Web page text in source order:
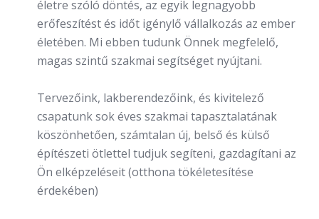
életre szóló döntés, az egyik legnagyobb
erőfeszítést és időt igénylő vállalkozás az ember
életében. Mi ebben tudunk Önnek megfelelő,
magas szintű szakmai segítséget nyújtani.
Tervezőink, lakberendezőink, és kivitelező
csapatunk sok éves szakmai tapasztalatának
köszönhetően, számtalan új, belső és külső
építészeti ötlettel tudjuk segíteni, gazdagítani az
Ön elképzeléseit (otthona tökéletesítése
érdekében)